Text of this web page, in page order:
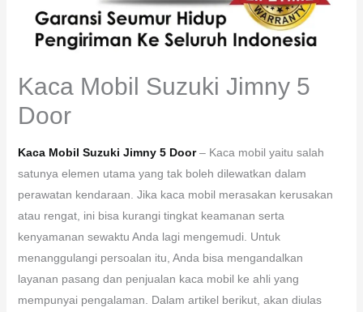
Kaca Mobil Suzuki Jimny 5
Door
Kaca Mobil Suzuki Jimny 5 Door – Kaca mobil yaitu salah
satunya elemen utama yang tak boleh dilewatkan dalam
perawatan kendaraan. Jika kaca mobil merasakan kerusakan
atau rengat, ini bisa kurangi tingkat keamanan serta
kenyamanan sewaktu Anda lagi mengemudi. Untuk
menanggulangi persoalan itu, Anda bisa mengandalkan
layanan pasang dan penjualan kaca mobil ke ahli yang
mempunyai pengalaman. Dalam artikel berikut, akan diulas